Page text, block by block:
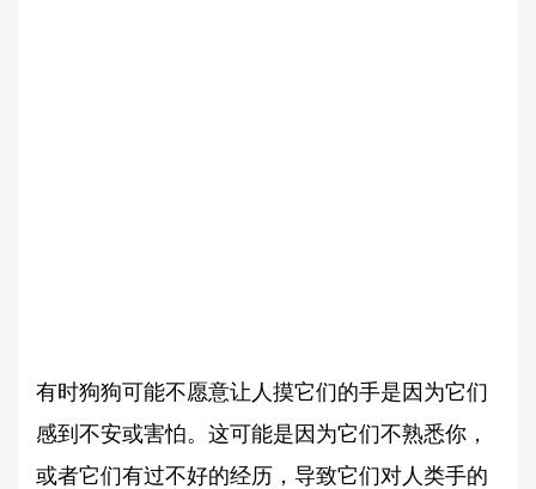
有时狗狗可能不愿意让人摸它们的手是因为它们
感到不安或害怕。这可能是因为它们不熟悉你，
或者它们有过不好的经历，导致它们对人类手的